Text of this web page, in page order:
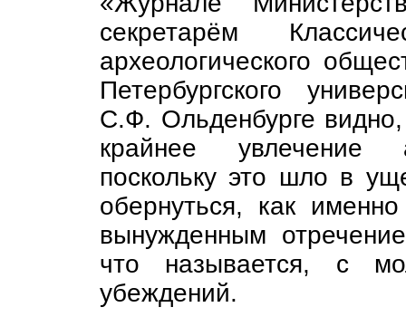
секретарём
археологического
Петербургского
С.Ф. Ольденбурге
крайнее увлечение
поскольку это шло в
обернуться, как
вынужденным
что называется, с
убеждений.